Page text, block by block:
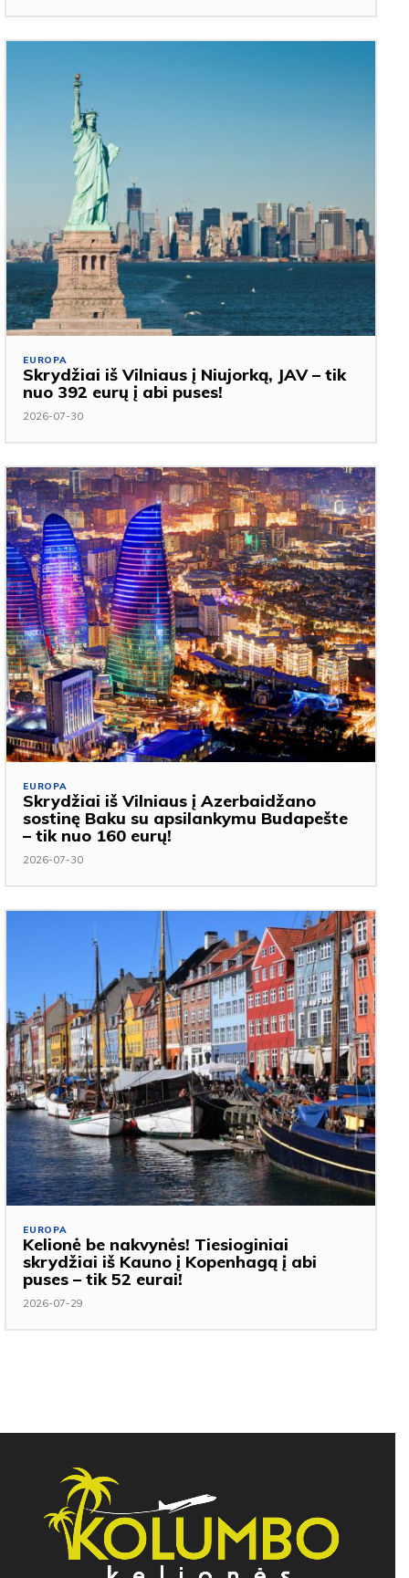
EUROPA
Skrydžiai iš Vilniaus į Niujorką, JAV – tik
nuo 392 eurų į abi puses!
2026-07-30
EUROPA
Skrydžiai iš Vilniaus į Azerbaidžano
sostinę Baku su apsilankymu Budapešte
– tik nuo 160 eurų!
2026-07-30
EUROPA
Kelionė be nakvynės! Tiesioginiai
skrydžiai iš Kauno į Kopenhagą į abi
puses – tik 52 eurai!
2026-07-29